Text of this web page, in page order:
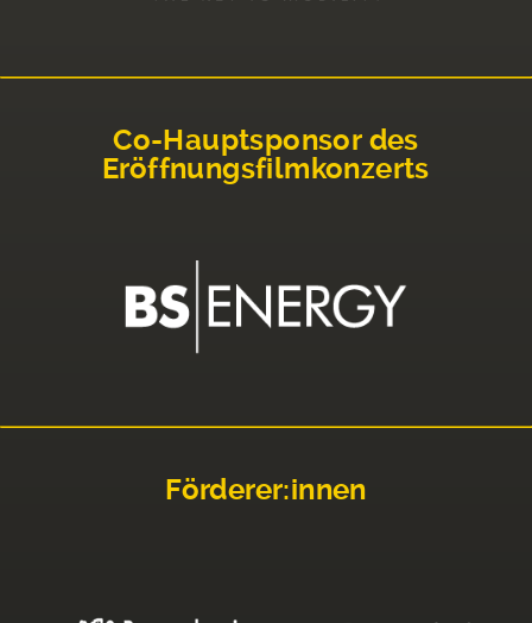
Co-Hauptsponsor des
Eröffnungsfilmkonzerts
Förderer:innen